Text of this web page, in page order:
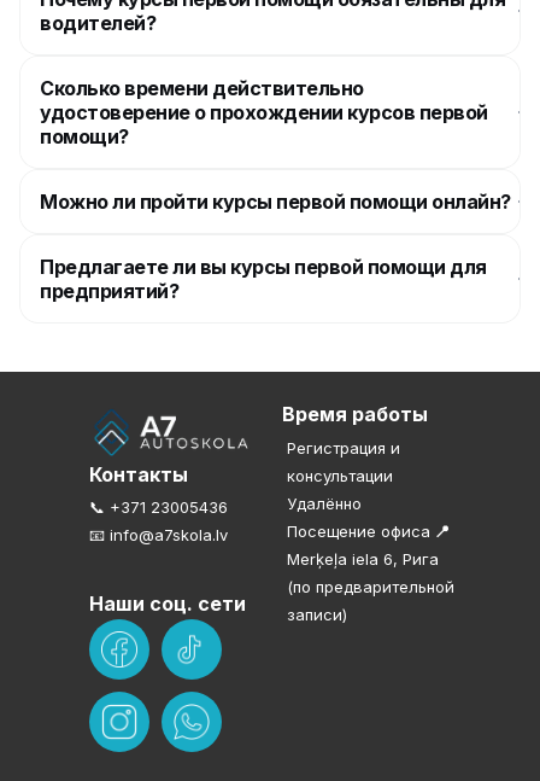
водителей?
Сколько времени действительно
удостоверение о прохождении курсов первой
помощи?
Можно ли пройти курсы первой помощи онлайн?
Предлагаете ли вы курсы первой помощи для
предприятий?
Время работы
Контакты
Регистрация и
консультации
Удалённо
Посещение офиса 📍
Merķeļa iela 6, Рига
(по предварительной
записи)
📞 +371 23005436
📧 info@a7skola.lv
Наши соц. сети